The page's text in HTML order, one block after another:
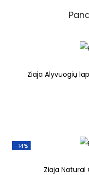
Ziaja Alyvuogių
-14%
Ziaja